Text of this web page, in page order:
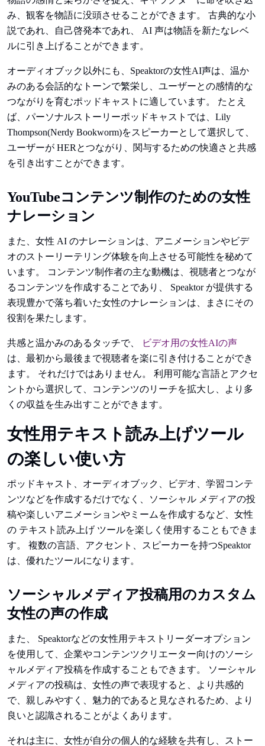
み、観客を物語に没頭させることができます。 古典的な小
説であれ、自己啓発本であれ、 AI 声は物語を新たなレベ
ルに引き上げることができます。
オーディオブック以外にも、Speaktorの女性AI声は、温か
みのある会話的なトーンで繁栄し、ユーザーとの感情的な
つながりを育むポッドキャストに適しています。 たとえ
ば、パーソナルストーリーポッドキャストでは、Lily
Thompson(Nerdy Bookworm)をスピーカーとして選択して、
ユーザーが HERとつながり、関与するための快適さと共感
を引き出すことができます。
YouTubeコンテンツ制作のための女性
ナレーション
また、女性 AI のナレーションは、アニメーションやビデ
オのストーリーテリング体験を向上させる可能性を秘めて
います。 コンテンツ制作者の主な動機は、視聴者とつなが
るコンテンツを作成することであり、 Speaktor が提供する
表現豊かで落ち着いた女性のナレーションは、まさにその
役割を果たします。
共感と温かみのあるタッチで、
ビデオ用の女性AIの声
は、最初から最後まで視聴者を楽に引き付けることができ
ます。 それだけではありません。 利用可能な言語とアクセ
ントから選択して、コンテンツのリーチを拡大し、より多
くの収益を生み出すことができます。
女性用テキスト読み上げツール
の楽しい使い方
ポッドキャスト、オーディオブック、ビデオ、学習コンテ
ンツなどを作成するだけでなく、ソーシャル メディアの投
稿や楽しいアニメーションやミームを作成するなど、女性
の テキスト読み上げ ツールを楽しく使用することもできま
す。 複数の言語、アクセント、スピーカーを持つSpeaktor
は、優れたツールになります。
ソーシャルメディア投稿用のカスタム
女性の声の作成
また、 Speaktorなどの女性用テキストリーダーオプション
を使用して、企業やコンテンツクリエーター向けのソーシ
ャルメディア投稿を作成することもできます。 ソーシャル
メディアの投稿は、女性の声で表現すると、より共感的
で、親しみやすく、魅力的であると見なされるため、より
良いと認識されることがよくあります。
それは主に、女性が自分の個人的な経験を共有し、ストー